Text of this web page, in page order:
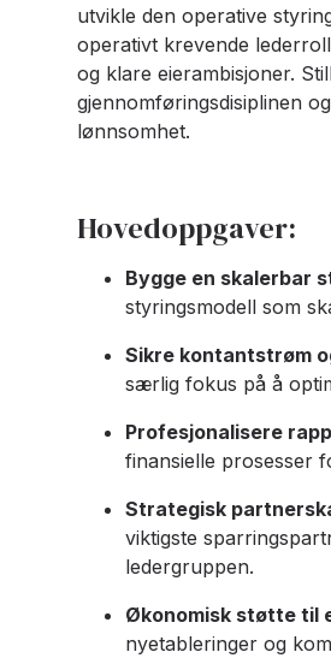
utvikle den operative
operativt krevende
og klare eierambisjoner.
gjennomføringsdisiplinen
lønnsomhet.
Hovedoppgaver:
Bygge en skalerbar
styringsmodell som
Sikre kontantstrøm
særlig fokus på å
Profesjonalisere
finansielle prosesser
Strategisk
viktigste
ledergruppen.
Økonomisk støtte til
nyetableringer og